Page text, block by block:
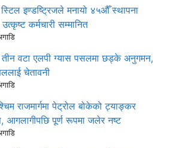
इण्डष्ट्रिजले मनायो ४५औँ स्थापना
कर्मचारी सम्मानित
तीन वटा एलपी ग्यास पसलमा छड्के अनुगमन,
चेतावनी
राजमार्गमा पेट्रोल बोकेको ट्याङ्कर
आगलागीपछि पूर्ण रूपमा जलेर नष्ट